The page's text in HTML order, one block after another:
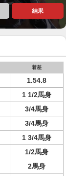
結果
着差
1.54.8
1 1/2馬身
3/4馬身
3/4馬身
1 3/4馬身
1/2馬身
2馬身